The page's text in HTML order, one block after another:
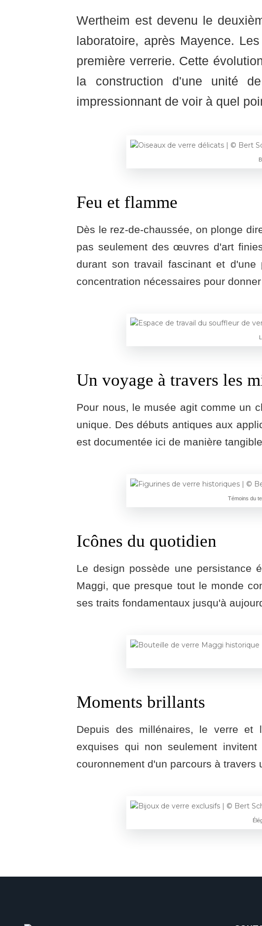
Wertheim est devenu le
laboratoire, après Mayence.
première verrerie. Cette
la construction d'une unité
impressionnant de voir à quel
Feu et flamme
Dès le rez-de-chaussée, on plonge
pas seulement des œuvres d'art
durant son travail fascinant et
concentration nécessaires pour
Un voyage à travers les
Pour nous, le musée agit comme un
unique. Des débuts antiques aux
est documentée ici de manière
Témoins du
Icônes du quotidien
Le design possède une persistance
Maggi, que presque tout le monde
ses traits fondamentaux jusqu'à
Moments brillants
Depuis des millénaires, le verre et
exquises qui non seulement
couronnement d'un parcours à